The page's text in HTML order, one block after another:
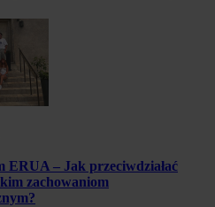
ERUA – Jak przeciwdziałać
zachowaniom